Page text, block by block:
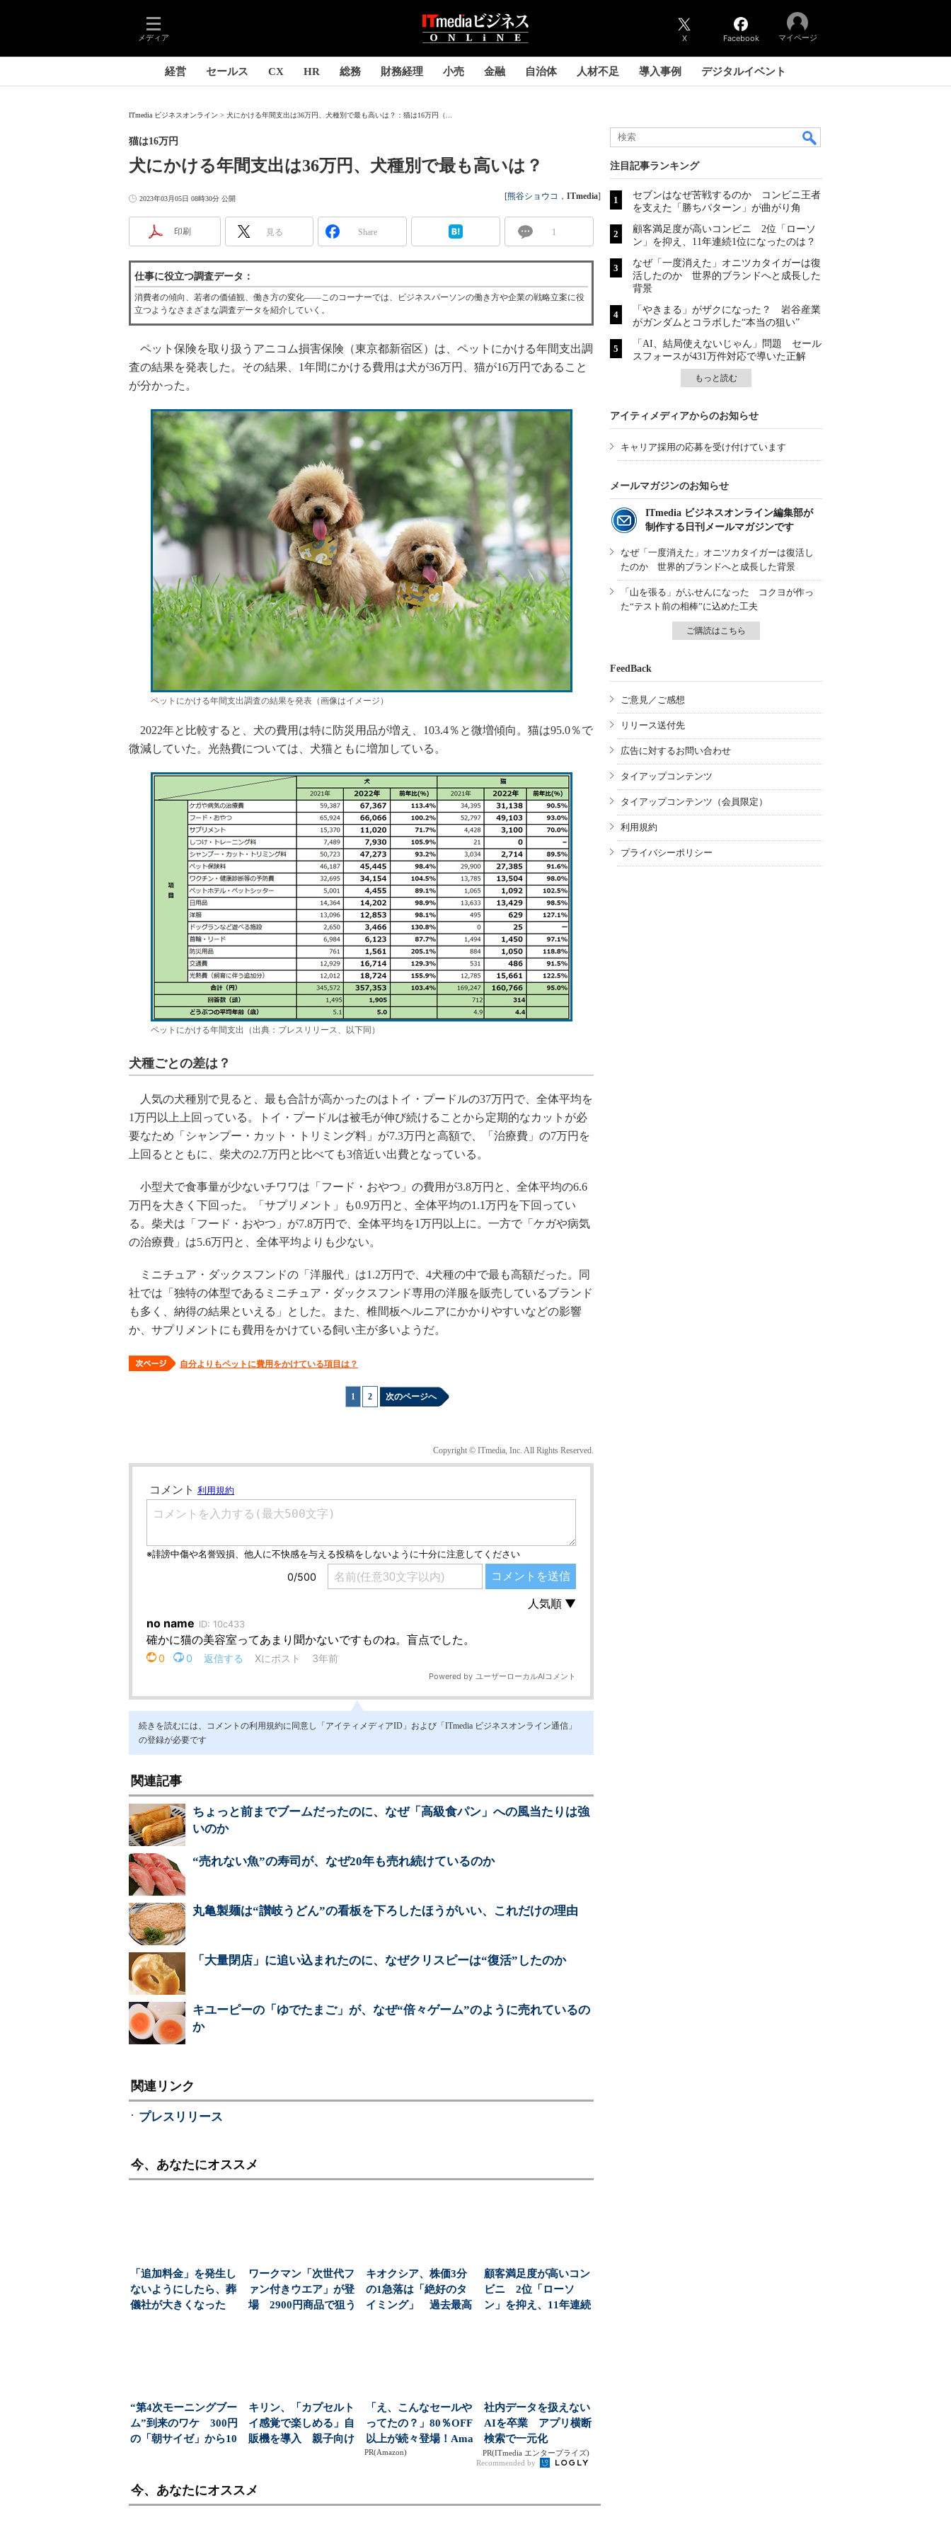
メディア X Facebook マイページ
経営 セールス CX HR 総務 財務経理 小売 金融 自治体 人材不足 導入事例 デジタルイベント
ITmedia ビジネスオンライン 犬にかける年間支出は36万円、犬種別で最も高いは？：猫は16万円（...
犬にかける年間支出は36万円、犬種別で最も高いは？
猫は16万円
2023年03月05日 08時30分 公開 [熊谷ショウコ ， ITmedia]
印刷 見る Share 1
仕事に役立つ調査データ：
消費者の傾向、若者の価値観、働き方の変化――このコーナーでは、ビジネスパーソンの働き方や企業の戦略立案に役
立つようなさまざまな調査データを紹介していく。
ペット保険を取り扱うアニコム損害保険（東京都新宿区）は、ペットにかける年間支出調
査の結果を発表した。その結果、1年間にかける費用は犬が36万円、猫が16万円であること
が分かった。
ペットにかける年間支出調査の結果を発表（画像はイメージ）
2022年と比較すると、犬の費用は特に防災用品が増え、103.4％と微増傾向。猫は95.0％で
微減していた。光熱費については、犬猫ともに増加している。
ペットにかける年間支出（出典：プレスリリース、以下同）
犬種ごとの差は？
人気の犬種別で見ると、最も合計が高かったのはトイ・プードルの37万円で、全体平均を
1万円以上上回っている。トイ・プードルは被毛が伸び続けることから定期的なカットが必
要なため「シャンプー・カット・トリミング料」が7.3万円と高額で、「治療費」の7万円を
上回るとともに、柴犬の2.7万円と比べても3倍近い出費となっている。
小型犬で食事量が少ないチワワは「フード・おやつ」の費用が3.8万円と、全体平均の6.6
万円を大きく下回った。「サプリメント」も0.9万円と、全体平均の1.1万円を下回ってい
る。柴犬は「フード・おやつ」が7.8万円で、全体平均を1万円以上に。一方で「ケガや病気
の治療費」は5.6万円と、全体平均よりも少ない。
ミニチュア・ダックスフンドの「洋服代」は1.2万円で、4犬種の中で最も高額だった。同
社では「独特の体型であるミニチュア・ダックスフンド専用の洋服を販売しているブランド
も多く、納得の結果といえる」とした。また、椎間板ヘルニアにかかりやすいなどの影響
か、サプリメントにも費用をかけている飼い主が多いようだ。
自分よりもペットに費用をかけている項目は？
1 2 次のページへ
Copyright © ITmedia, Inc. All Rights Reserved.
続きを読むには、コメントの利用規約に同意し「アイティメディアID」および「ITmedia ビジネスオンライン通信」
の登録が必要です
関連記事
ちょっと前までブームだったのに、なぜ「高級食パン」への風当たりは強
いのか
“売れない魚”の寿司が、なぜ20年も売れ続けているのか
丸亀製麺は“讃岐うどん”の看板を下ろしたほうがいい、これだけの理由
「大量閉店」に追い込まれたのに、なぜクリスピーは“復活”したのか
キユーピーの「ゆでたまご」が、なぜ“倍々ゲーム”のように売れているの
か
関連リンク
プレスリリース
今、あなたにオススメ
「追加料金」を発生し
ないようにしたら、葬
儀社が大きくなった
ワークマン「次世代フ
ァン付きウエア」が登
場 2900円商品で狙う
キオクシア、株価3分
の1急落は「絶好のタ
イミング」 過去最高
顧客満足度が高いコン
ビニ 2位「ローソ
ン」を抑え、11年連続
“第4次モーニングブー
ム”到来のワケ 300円
の「朝サイゼ」から10
キリン、「カプセルト
イ感覚で楽しめる」自
販機を導入 親子向け
「え、こんなセールや
ってたの？」80％OFF
以上が続々登場！Ama
zonの本気が...
PR(Amazon)
社内データを扱えない
AIを卒業 アプリ横断
検索で一元化
PR(ITmedia エンタープライズ)
Recommended by
今、あなたにオススメ
注目記事ランキング
セブンはなぜ苦戦するのか コンビニ王者
を支えた「勝ちパターン」が曲がり角
顧客満足度が高いコンビニ 2位「ローソ
ン」を抑え、11年連続1位になったのは？
なぜ「一度消えた」オニツカタイガーは復
活したのか 世界的ブランドへと成長した
背景
「やきまる」がザクになった？ 岩谷産業
がガンダムとコラボした“本当の狙い”
「AI、結局使えないじゃん」問題 セール
スフォースが431万件対応で導いた正解
もっと読む
アイティメディアからのお知らせ
キャリア採用の応募を受け付けています
メールマガジンのお知らせ
ITmedia ビジネスオンライン編集部が
制作する日刊メールマガジンです
なぜ「一度消えた」オニツカタイガーは復活し
たのか 世界的ブランドへと成長した背景
「山を張る」がふせんになった コクヨが作っ
た“テスト前の相棒”に込めた工夫
ご購読はこちら
FeedBack
ご意見／ご感想
リリース送付先
広告に対するお問い合わせ
タイアップコンテンツ
タイアップコンテンツ（会員限定）
利用規約
プライバシーポリシー